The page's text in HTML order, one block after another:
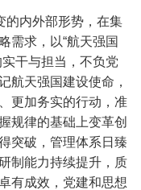
的内外部形势，在集
需求，以“航天强国
干与担当，不负党
航天强国建设使命，
更加务实的行动，准
规律的基础上变革创
突破，管理体系日臻
制能力持续提升，质
有成效，党建和思想